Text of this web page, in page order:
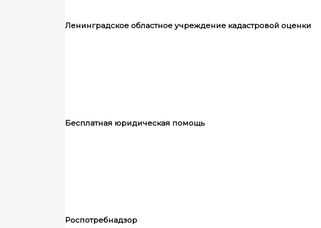
Ленинградское областное учреждение кадастровой оценки
Бесплатная юридическая помощь
Роспотребнадзор